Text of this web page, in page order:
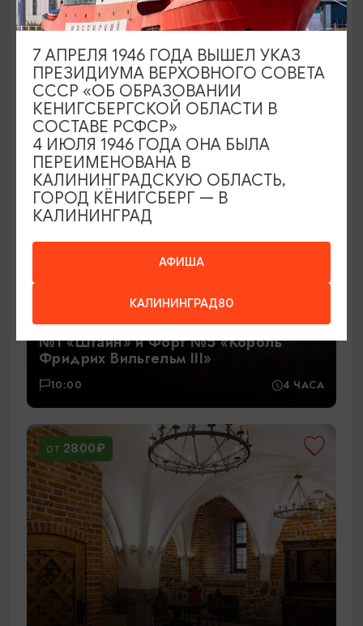
Куршская коса - увидеть всё!
Танцующий лес, высота Эфа и станция
Фрингилла
10:00
ОТ2000₽
Тайны подземного Кёнигсберга. Форт
№1 «Штайн» и Форт №5 «Король
Фридрих Вильгельм III»
10:00 4 ЧАСА
ОТ 2800₽
АФИША
КАЛИНИНГРАД80
7 АПРЕЛЯ 1946 ГОДА ВЫШЕЛ УКАЗ
ПРЕЗИДИУМА ВЕРХОВНОГО СОВЕТА
СССР «ОБ ОБРАЗОВАНИИ
КЕНИГСБЕРГСКОЙ ОБЛАСТИ В
СОСТАВЕ РСФСР»
4 ИЮЛЯ 1946 ГОДА ОНА БЫЛА
ПЕРЕИМЕНОВАНА В
КАЛИНИНГРАДСКУЮ ОБЛАСТЬ,
ГОРОД КЁНИГСБЕРГ — В
КАЛИНИНГРАД